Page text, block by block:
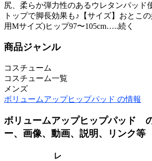
尻、柔らか弾力性のあるウレタンパッド
トップで脚長効果も♪【サイズ】おとこ
用Mサイズ)ヒップ97〜105cm…..続く
商品ジャンル
コスチューム
コスチューム一覧
メンズ
ボリュームアップヒップパッド の情報
ボリュームアップヒップパッド
ー、画像、動画、説明、リンク等
レ